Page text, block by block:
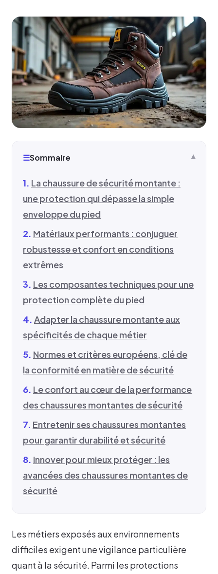
☰Sommaire
La chaussure de sécurité montante :
une protection qui dépasse la simple
enveloppe du pied
Matériaux performants : conjuguer
robustesse et confort en conditions
extrêmes
Les composantes techniques pour une
protection complète du pied
Adapter la chaussure montante aux
spécificités de chaque métier
Normes et critères européens, clé de
la conformité en matière de sécurité
Le confort au cœur de la performance
des chaussures montantes de sécurité
Entretenir ses chaussures montantes
pour garantir durabilité et sécurité
Innover pour mieux protéger : les
avancées des chaussures montantes de
sécurité
Les métiers exposés aux environnements
difficiles exigent une vigilance particulière
quant à la sécurité. Parmi les protections